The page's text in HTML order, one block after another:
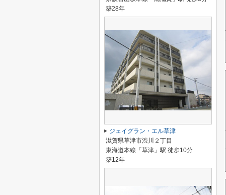
築28年
ジェイグラン・エル草津
滋賀県草津市渋川２丁目
東海道本線「草津」駅 徒歩10分
築12年